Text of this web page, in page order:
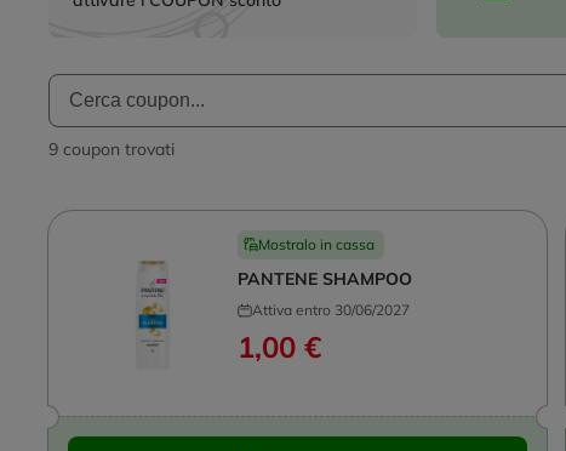
9 coupon trovati
Mostralo in cassa
PANTENE SHAMPOO
Attiva entro 30/06/2027
1,00 €